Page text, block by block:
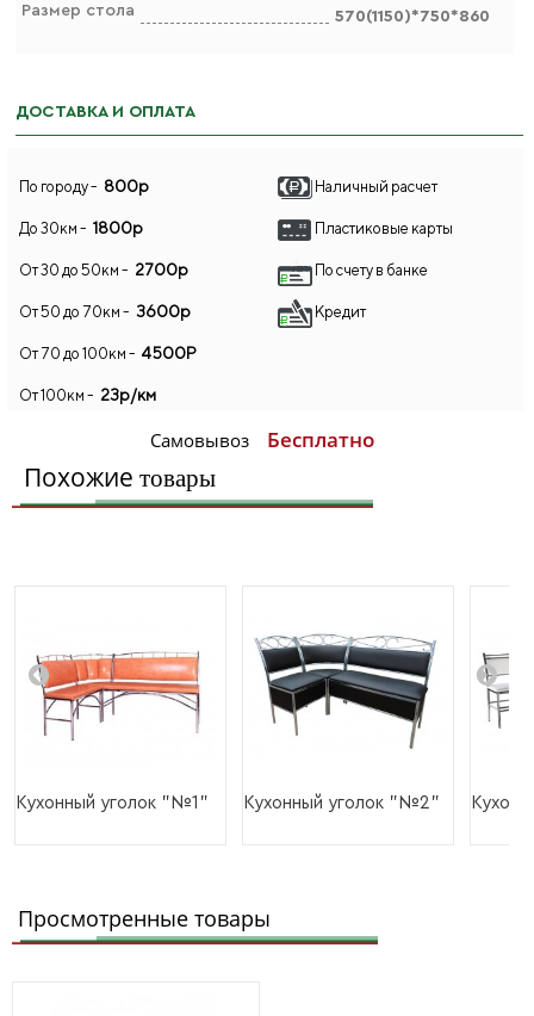
Размер стола
570(1150)*750*860
ДОСТАВКА И ОПЛАТА
По городу - 800р
До 30км - 1800р
От 30 до 50км - 2700р
От 50 до 70км - 3600р
От 70 до 100км - 4500Р
От 100км - 23р/км
Самовывоз Бесплатно
Наличный расчет
Пластиковые карты
По счету в банке
Кредит
Похожие товары
Кухонный уголок "№1" Кухонный уголок "№2"
Просмотренные товары